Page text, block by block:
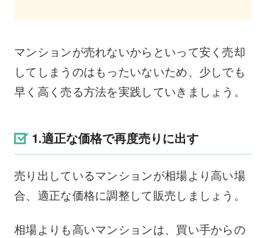
マンションが売れないからといって安く売却
してしまうのはもったいないため、少しでも
早く高く売る方法を実践していきましょう。
1.適正な価格で再度売りに出す
売り出しているマンションが相場より高い場
合、適正な価格に調整して販売しましょう。
相場よりも高いマンションは、買い手からの